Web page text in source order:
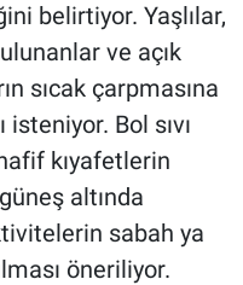
belirtiyor. Yaşlılar,
ve açık
sıcak çarpmasına
Bol sıvı
kıyafetlerin
altında
sabah ya
öneriliyor.